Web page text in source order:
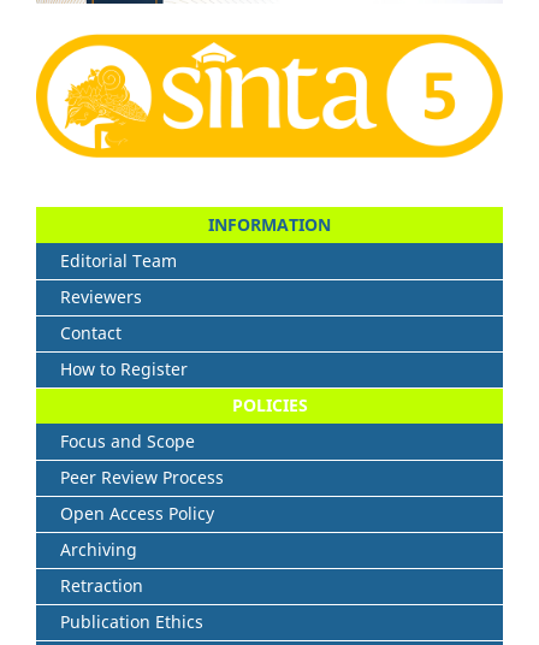
INFORMATION
Editorial Team
Reviewers
Contact
How to Register
POLICIES
Focus and Scope
Peer Review Process
Open Access Policy
Archiving
Retraction
Publication Ethics